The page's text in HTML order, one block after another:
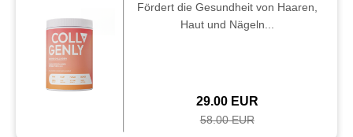
Fördert die Gesundheit von Haaren,
Haut und Nägeln...
29.00 EUR
58.00 EUR